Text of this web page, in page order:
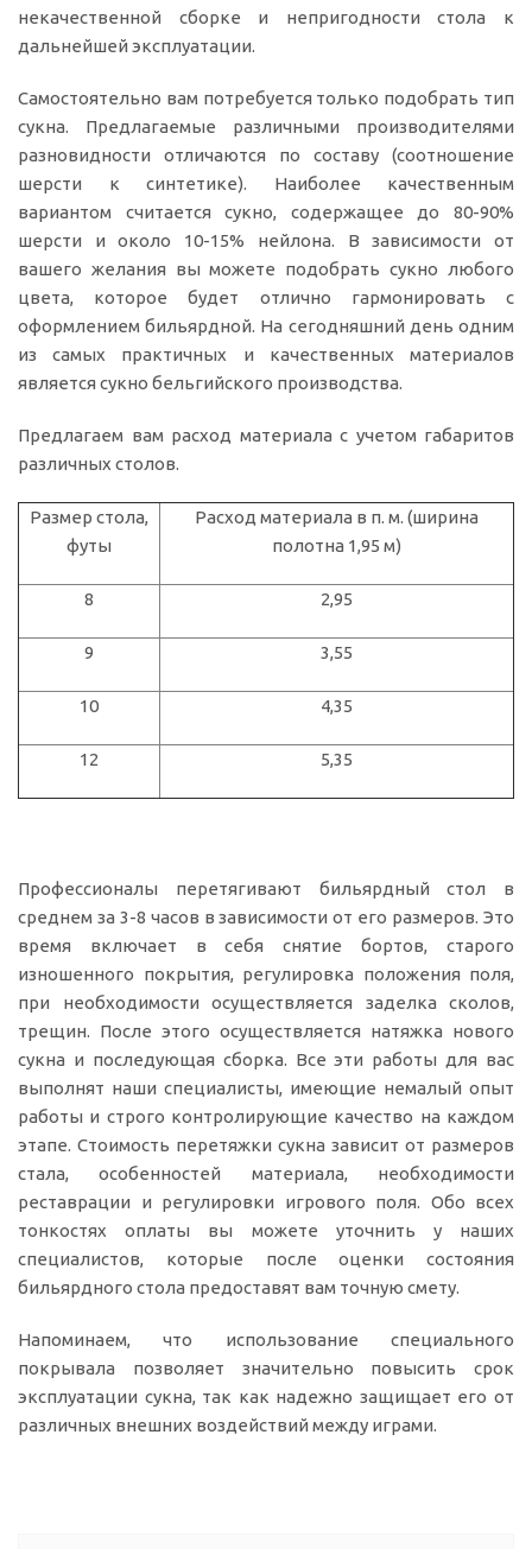
некачественной сборке и непригодности стола к
дальнейшей эксплуатации.
Самостоятельно вам потребуется только подобрать тип
сукна. Предлагаемые различными производителями
разновидности отличаются по составу (соотношение
шерсти к синтетике). Наиболее качественным
вариантом считается сукно, содержащее до 80-90%
шерсти и около 10-15% нейлона. В зависимости от
вашего желания вы можете подобрать сукно любого
цвета, которое будет отлично гармонировать с
оформлением бильярдной. На сегодняшний день одним
из самых практичных и качественных материалов
является сукно бельгийского производства.
Предлагаем вам расход материала с учетом габаритов
различных столов.
Размер стола,
футы
Расход материала в п. м. (ширина
полотна 1,95 м)
8 2,95
9 3,55
10 4,35
12 5,35
Профессионалы перетягивают бильярдный стол в
среднем за 3-8 часов в зависимости от его размеров. Это
время включает в себя снятие бортов, старого
изношенного покрытия, регулировка положения поля,
при необходимости осуществляется заделка сколов,
трещин. После этого осуществляется натяжка нового
сукна и последующая сборка. Все эти работы для вас
выполнят наши специалисты, имеющие немалый опыт
работы и строго контролирующие качество на каждом
этапе. Стоимость перетяжки сукна зависит от размеров
стала, особенностей материала, необходимости
реставрации и регулировки игрового поля. Обо всех
тонкостях оплаты вы можете уточнить у наших
специалистов, которые после оценки состояния
бильярдного стола предоставят вам точную смету.
Напоминаем, что использование специального
покрывала позволяет значительно повысить срок
эксплуатации сукна, так как надежно защищает его от
различных внешних воздействий между играми.